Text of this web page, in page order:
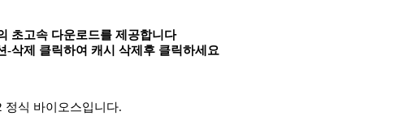
초고속 다운로드를 제공합니다
삭제 클릭하여 캐시 삭제후 클릭하세요
정식 바이오스입니다.